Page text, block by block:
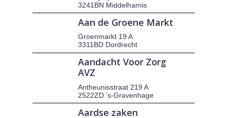
3241BN Middelharnis
Aan de Groene Markt
Groenmarkt 19 A
3311BD Dordrecht
Aandacht Voor Zorg
AVZ
Antheunisstraat 219 A
2522ZD 's-Gravenhage
Aardse zaken